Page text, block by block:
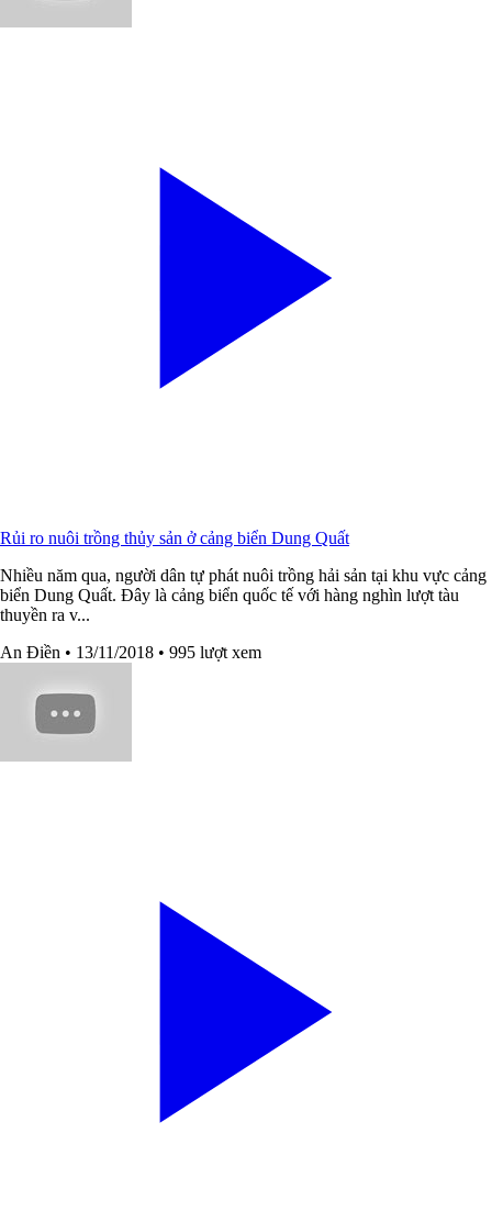
Rủi ro nuôi trồng thủy sản ở cảng biển Dung Quất
Nhiều năm qua, người dân tự phát nuôi trồng hải sản tại khu vực cảng
biển Dung Quất. Đây là cảng biển quốc tế với hàng nghìn lượt tàu
thuyền ra v...
An Điền • 13/11/2018 • 995 lượt xem